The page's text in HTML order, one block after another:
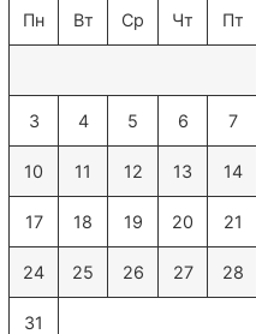
Пн
Вт Ср Чт Пт
3 4 5 6 7
10 11 12 13 14
17 18 19 20 21
24 25 26 27 28
31